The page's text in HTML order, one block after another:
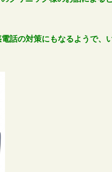
話の対策にもなるようで、